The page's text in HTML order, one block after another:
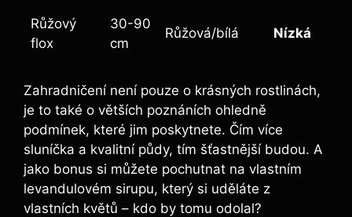
Růžový
flox
30-90
cm
Růžová/bílá Nízká
Zahradničení není pouze o krásných rostlinách,
je to také o větších poznáních ohledně
podmínek, které jim poskytnete. Čím více
sluníčka a kvalitní půdy, tím šťastnější budou. A
jako bonus si můžete pochutnat na vlastním
levandulovém sirupu, který si uděláte z
vlastních květů – kdo by tomu odolal?